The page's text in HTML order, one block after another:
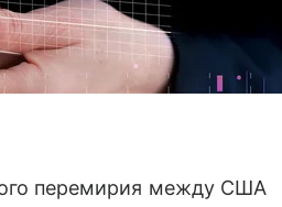
перемирия между США